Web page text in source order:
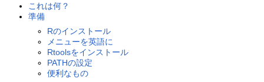
これは何？
準備
Rのインストール
メニューを英語に
Rtoolsをインストール
PATHの設定
便利なもの